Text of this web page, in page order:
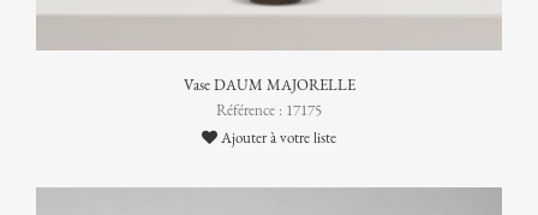
Vase DAUM MAJORELLE
Référence : 17175
Ajouter à votre liste